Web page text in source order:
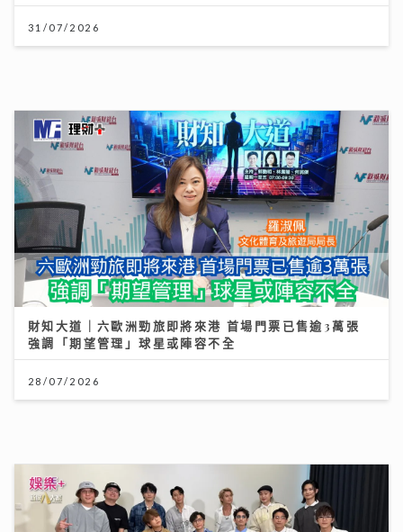
MIRROR新歌與張繼聰緣份奇妙 預告年底演唱會將以小
組拆解Solo作品
08/08/2026
應：人哋世界第一唔敢高攀
09/07/2026